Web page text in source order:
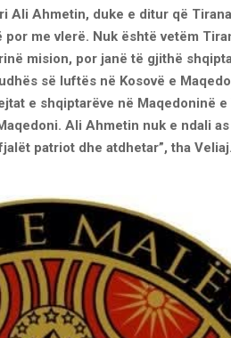
Ali Ahmetin, duke e ditur që
me vlerë. Nuk është vetëm
mision, por janë të gjithë
së luftës në Kosovë e
e shqiptarëve në Maqedoninë
Ali Ahmetin nuk e ndali
patriot dhe atdhetar”, tha Veliaj.